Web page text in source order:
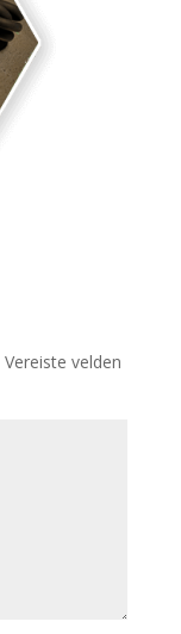
Vereiste velden